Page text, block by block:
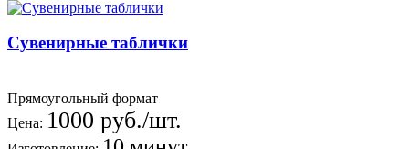
Сувенирные таблички
Прямоугольный формат
Цена: 1000 руб./шт.